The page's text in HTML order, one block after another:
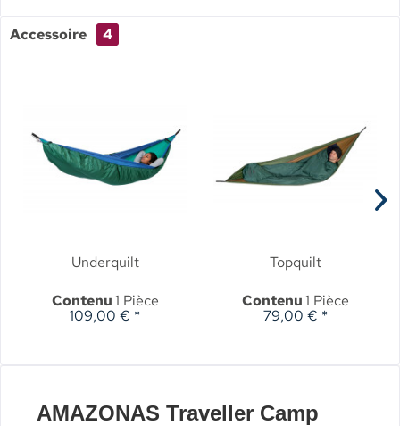
Accessoire 4
Underquilt
Contenu1 Pièce
109,00 € *
Topquilt
Contenu1 Pièce
79,00 € *
AMAZONAS Traveller Camp